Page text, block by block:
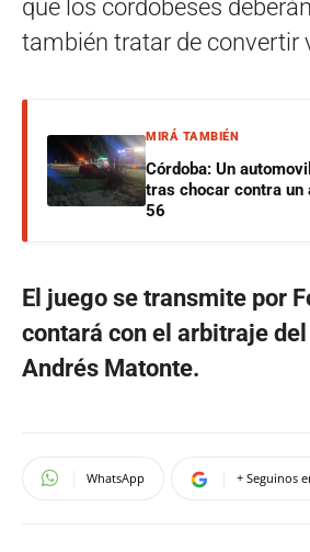
que los cordobeses
también tratar de convertir
MIRÁ TAMBIÉN
Córdoba: Un
tras chocar contra un
56
El juego se transmite por
contará con el arbitraje
Andrés Matonte.
WhatsApp + Seguinos